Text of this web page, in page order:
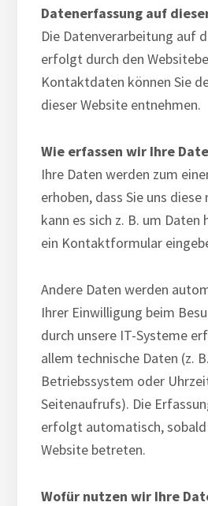
Datenerfassung auf
Die Datenverarbeitung auf
erfolgt durch den
Kontaktdaten können Sie
dieser Website entnehmen.
Wie erfassen wir Ihre
Ihre Daten werden zum
erhoben, dass Sie uns
kann es sich z. B. um Daten
ein Kontaktformular
Andere Daten werden
Ihrer Einwilligung beim
durch unsere IT-Systeme
allem technische Daten (z.
Betriebssystem oder
Seitenaufrufs). Die
erfolgt automatisch, sobald
Website betreten.
Wofür nutzen wir Ihre